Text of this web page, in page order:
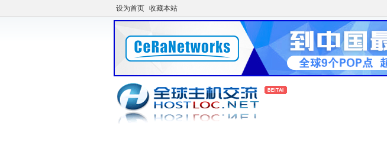
设为首页 收藏本站